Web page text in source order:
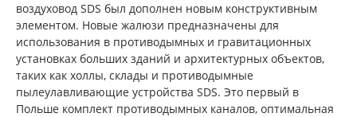
воздуховод SDS был дополнен новым конструктивным
элементом. Новые жалюзи предназначены для
использования в противодымных и гравитационных
установках больших зданий и архитектурных объектов,
таких как холлы, склады и противодымные
пылеулавливающие устройства SDS. Это первый в
Польше комплект противодымных каналов, оптимальная